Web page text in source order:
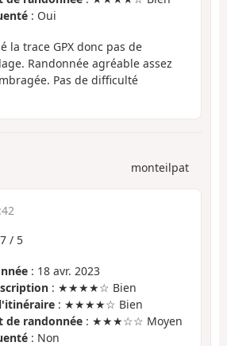
: Oui
la trace GPX donc pas de
Randonnée agréable assez
Pas de difficulté
monteilpat
/ 5
: 18 avr. 2023
: ★★★★☆ Bien
: ★★★★☆ Bien
randonnée : ★★★☆☆ Moyen
: Non